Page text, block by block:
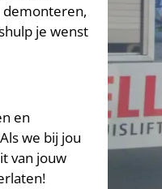
demonteren,
je wenst
en
we bij jou
van jouw